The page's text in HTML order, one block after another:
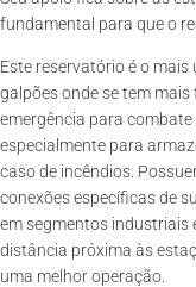
fundamental para que o
Este reservatório é o
galpões onde se tem
emergência para
especialmente para
caso de incêndios.
conexões específicas de
em segmentos industriais
distância próxima às
uma melhor operação.